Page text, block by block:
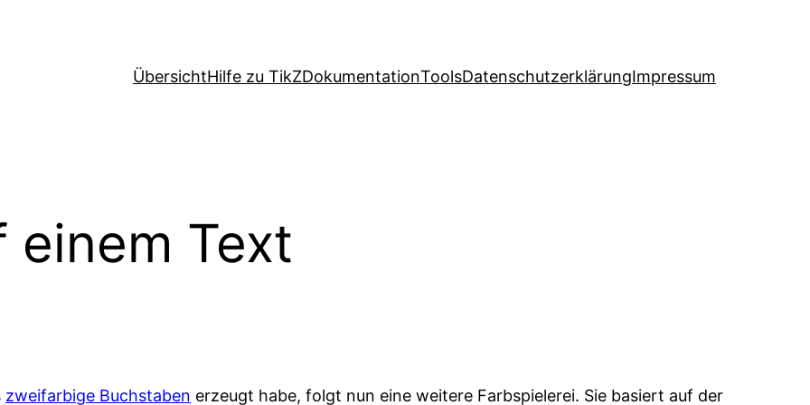
ÜbersichtHilfe zu TikZDokumentationToolsDatenschutzerklärungImpressum
einem Text
zweifarbige Buchstaben erzeugt habe, folgt nun eine weitere Farbspielerei. Sie basiert auf der